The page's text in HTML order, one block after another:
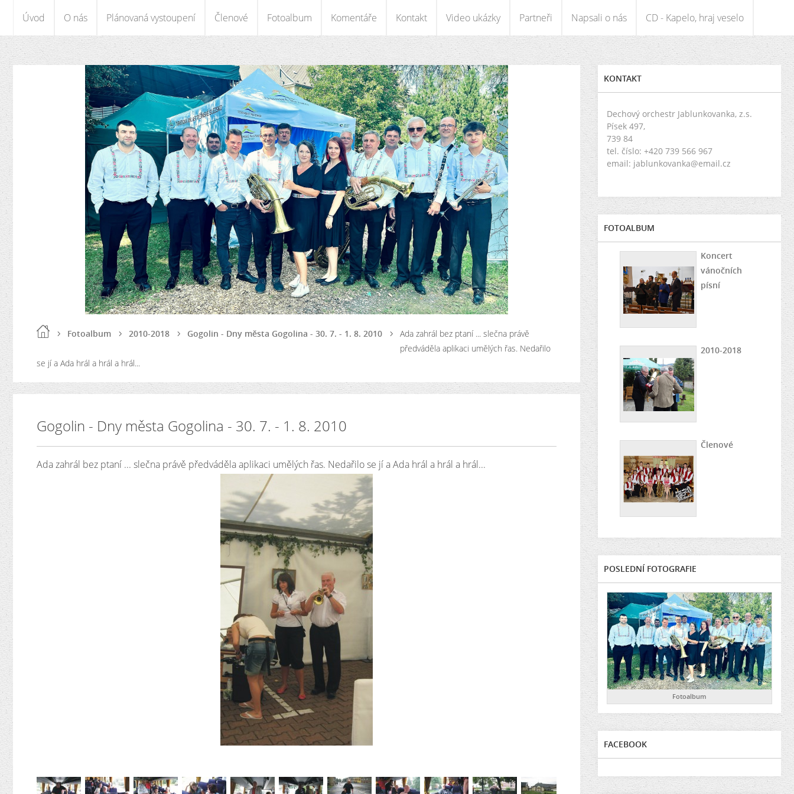
Úvod O nás Plánovaná vystoupení Členové Fotoalbum Komentáře Kontakt Video ukázky Partneři Napsali o nás CD - Kapelo, hraj veselo
Fotoalbum 2010-2018 Gogolin - Dny města Gogolina - 30. 7. - 1. 8. 2010
Ada zahrál bez ptaní ... slečna právě
předváděla aplikaci umělých řas. Nedařilo
se jí a Ada hrál a hrál a hrál...
Gogolin - Dny města Gogolina - 30. 7. - 1. 8. 2010
Ada zahrál bez ptaní ... slečna právě předváděla aplikaci umělých řas. Nedařilo se jí a Ada hrál a hrál a hrál...
KONTAKT
Dechový orchestr Jablunkovanka, z.s.
Písek 497,
739 84
tel. číslo: +420 739 566 967
email: jablunkovanka@email.cz
FOTOALBUM
Koncert
vánočních
písní
2010-2018
Členové
POSLEDNÍ FOTOGRAFIE
Fotoalbum
FACEBOOK